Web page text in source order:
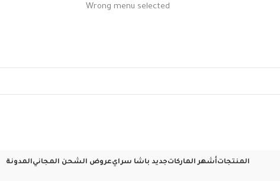
Wrong menu selected
المنتجاتأشهر الماركاتجديد باشا سرايعروض الشحن المجانيالمدونة